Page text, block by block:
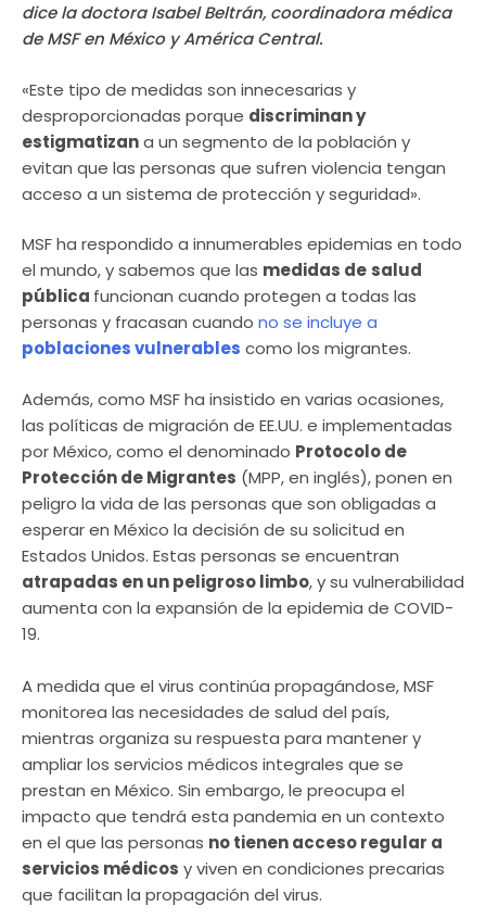
dice la doctora Isabel Beltrán, coordinadora médica
de MSF en México y América Central.
«Este tipo de medidas son innecesarias y
desproporcionadas porque discriminan y
estigmatizana un segmento de la población y
evitan que las personas que sufren violencia tengan
acceso a un sistema de protección y seguridad».
MSF ha respondido a innumerables epidemias en todo
el mundo, y sabemos que las medidas de salud
pública funcionan cuando protegen a todas las
personas y fracasan cuando no se incluye a
poblaciones vulnerables como los migrantes.
Además, como MSF ha insistido en varias ocasiones,
las políticas de migración de EE.UU. e implementadas
por México, como el denominado Protocolo de
Protección de Migrantes (MPP, en inglés), ponen en
peligro la vida de las personas que son obligadas a
esperar en México la decisión de su solicitud en
Estados Unidos. Estas personas se encuentran
atrapadas en un peligroso limbo, y su vulnerabilidad
aumenta con la expansión de la epidemia de COVID-
19.
A medida que el virus continúa propagándose, MSF
monitorea las necesidades de salud del país,
mientras organiza su respuesta para mantener y
ampliar los servicios médicos integrales que se
prestan en México. Sin embargo, le preocupa el
impacto que tendrá esta pandemia en un contexto
en el que las personas no tienen acceso regular a
servicios médicos y viven en condiciones precarias
que facilitan la propagación del virus.